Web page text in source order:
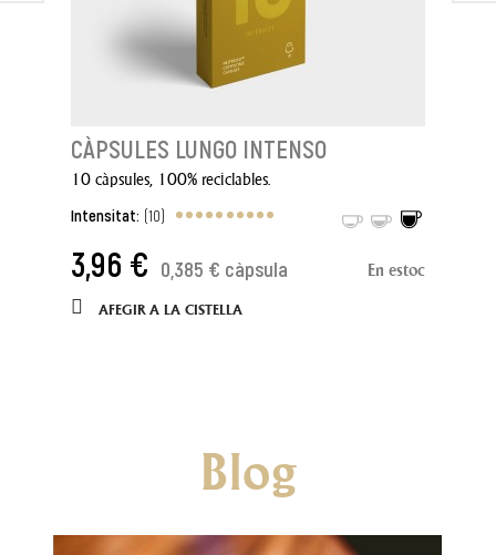
CÀPSULES LUNGO INTENSO
10 càpsules, 100% reciclables.
Intensitat: (10)
3,96 € 0,385 € càpsula En estoc
AFEGIR A LA CISTELLA
Blog